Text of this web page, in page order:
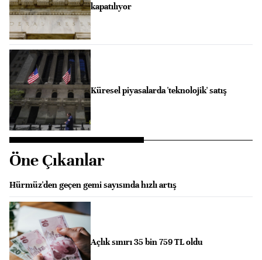
kapatılıyor
Küresel piyasalarda 'teknolojik' satış
Öne Çıkanlar
Hürmüz'den geçen gemi sayısında hızlı artış
Açlık sınırı 35 bin 759 TL oldu